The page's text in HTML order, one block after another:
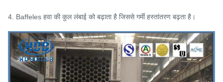
4. Baffeles हवा की कुल लंबाई को बढ़ाता है जिससे गर्मी हस्तांतरण बढ़ता है।